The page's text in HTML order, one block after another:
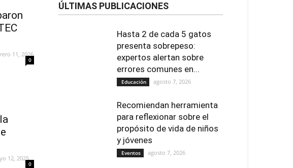
11, 2026
0
12, 2025
0
ÚLTIMAS PUBLICACIONES
Hasta 2 de cada 5 gatos
presenta sobrepeso:
expertos alertan sobre
errores comunes en...
Educación agosto 7, 2026
Recomiendan herramienta
para reflexionar sobre el
propósito de vida de niños
y jóvenes
Eventos agosto 7, 2026